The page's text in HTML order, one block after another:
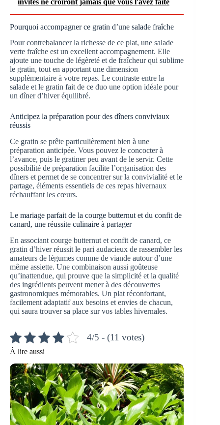
Pourquoi accompagner ce gratin d’une salade fraîche
Pour contrebalancer la richesse de ce plat, une salade
verte fraîche est un excellent accompagnement. Elle
ajoute une touche de légèreté et de fraîcheur qui sublime
le gratin, tout en apportant une dimension
supplémentaire à votre repas. Le contraste entre la
salade et le gratin fait de ce duo une option idéale pour
un dîner d’hiver équilibré.
Anticipez la préparation pour des dîners conviviaux
réussis
Ce gratin se prête particulièrement bien à une
préparation anticipée. Vous pouvez le concocter à
l’avance, puis le gratiner peu avant de le servir. Cette
possibilité de préparation facilite l’organisation des
dîners et permet de se concentrer sur la convivialité et le
partage, éléments essentiels de ces repas hivernaux
réchauffant les cœurs.
Le mariage parfait de la courge butternut et du confit de
canard, une réussite culinaire à partager
En associant courge butternut et confit de canard, ce
gratin d’hiver réussit le pari audacieux de rassembler les
amateurs de légumes comme de viande autour d’une
même assiette. Une combinaison aussi goûteuse
qu’inattendue, qui prouve que la simplicité et la qualité
des ingrédients peuvent mener à des découvertes
gastronomiques mémorables. Un plat réconfortant,
facilement adaptatif aux besoins et envies de chacun,
qui saura trouver sa place sur vos tables hivernales.
4/5 - (11 votes)
À lire aussi